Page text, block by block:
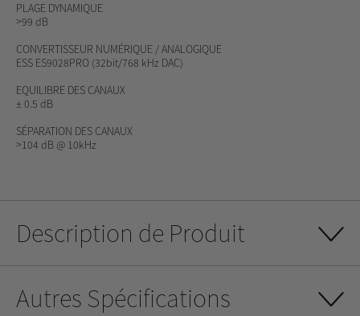
PLAGE DYNAMIQUE
>99 dB
CONVERTISSEUR NUMÉRIQUE / ANALOGIQUE
ESS ES9028PRO (32bit/768 kHz DAC)
EQUILIBRE DES CANAUX
± 0.5 dB
SÉPARATION DES CANAUX
>104 dB @ 10kHz
Description de Produit
Autres Spécifications